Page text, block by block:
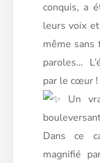
conquis, a
leurs voix
même sans
paroles…
par le cœur !
Un
Dans ce
magnifié